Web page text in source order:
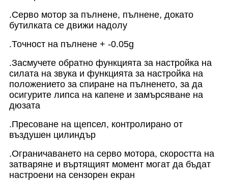
.Серво мотор за пълнене, пълнене, докато
бутилката се движи надолу
.Точност на пълнене + -0.05g
.Засмучете обратно функцията за настройка на
силата на звука и функцията за настройка на
положението за спиране на пълненето, за да
осигурите липса на капене и замърсяване на
дюзата
.Пресоване на щепсел, контролирано от
въздушен цилиндър
.Ограничаването на серво мотора, скоростта на
затваряне и въртящият момент могат да бъдат
настроени на сензорен екран